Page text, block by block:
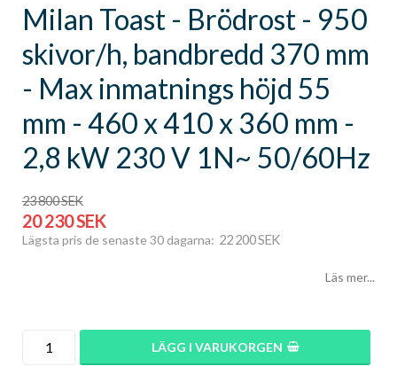
Milan Toast - Brödrost - 950
skivor/h, bandbredd 370 mm
- Max inmatnings höjd 55
mm - 460 x 410 x 360 mm -
2,8 kW 230 V 1N~ 50/60Hz
23 800 SEK
20 230 SEK
Lägsta pris de senaste 30 dagarna 22 200 SEK
Läs mer...
LÄGG I VARUKORGEN